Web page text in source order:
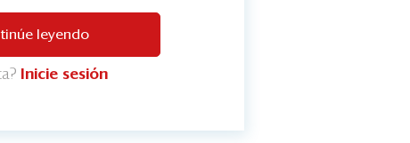
leyendo
Inicie sesión